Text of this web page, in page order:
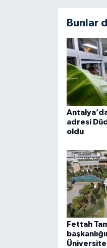
Bunlar
adresi
oldu
Fettah